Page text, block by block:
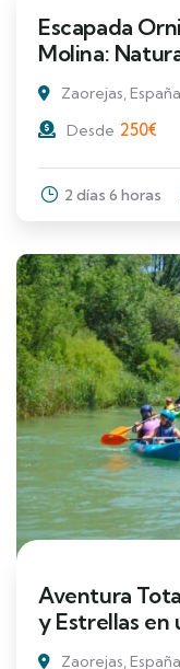
Escapada
Molina:
Zaorejas, España
Desde 250€
2 días 6 horas
Aventura
y Estrellas en
Zaorejas, España